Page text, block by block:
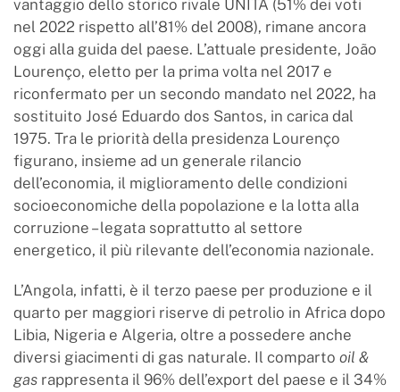
vantaggio dello storico rivale UNITA (51% dei voti
nel 2022 rispetto all’81% del 2008), rimane ancora
oggi alla guida del paese. L’attuale presidente, João
Lourenço, eletto per la prima volta nel 2017 e
riconfermato per un secondo mandato nel 2022, ha
sostituito José Eduardo dos Santos, in carica dal
1975. Tra le priorità della presidenza Lourenço
figurano, insieme ad un generale rilancio
dell’economia, il miglioramento delle condizioni
socioeconomiche della popolazione e la lotta alla
corruzione – legata soprattutto al settore
energetico, il più rilevante dell’economia nazionale.
L’Angola, infatti, è il terzo paese per produzione e il
quarto per maggiori riserve di petrolio in Africa dopo
Libia, Nigeria e Algeria, oltre a possedere anche
diversi giacimenti di gas naturale. Il comparto oil &
gas rappresenta il 96% dell’export del paese e il 34%